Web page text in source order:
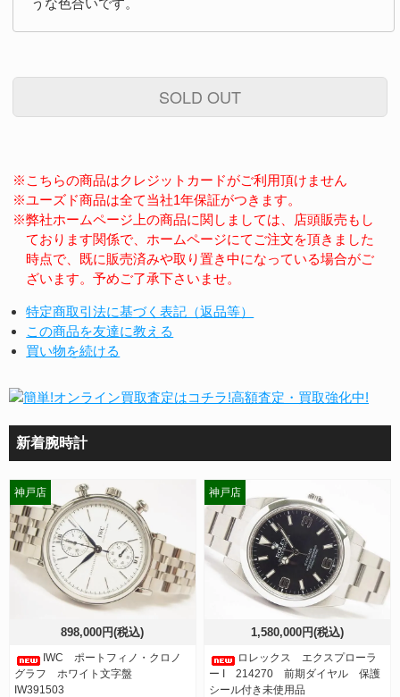
うな色合いです。
SOLD OUT
※こちらの商品はクレジットカードがご利用頂けません
※ユーズド商品は全て当社1年保証がつきます。
※弊社ホームページ上の商品に関しましては、店頭販売もし
ております関係で、ホームページにてご注文を頂きました
時点で、既に販売済みや取り置き中になっている場合がご
ざいます。予めご了承下さいませ。
特定商取引法に基づく表記（返品等）
この商品を友達に教える
買い物を続ける
新着腕時計
898,000円(税込)
IWC ポートフィノ・クロノ
グラフ ホワイト文字盤
IW391503
神戸店
1,580,000円(税込)
ロレックス エクスプローラ
ー I 214270 前期ダイヤル 保護
シール付き未使用品
神戸店